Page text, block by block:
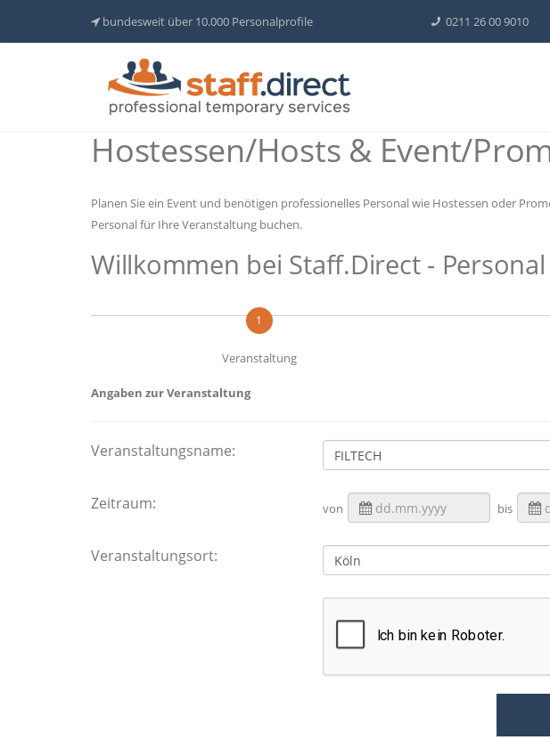
bundesweit über 10.000 Personalprofile 0211 26 00 9010
Hostessen/Hosts & Event/
Planen Sie ein Event und benötigen professionelles Personal wie Hostessen oder
Personal für Ihre Veranstaltung buchen.
Willkommen bei Staff.Direct -
1
Veranstaltung
Angaben zur Veranstaltung
Veranstaltungsname:
Zeitraum: von bis
Veranstaltungsort: